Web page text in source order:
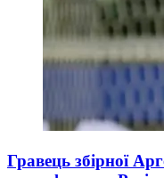
Гравець збірної